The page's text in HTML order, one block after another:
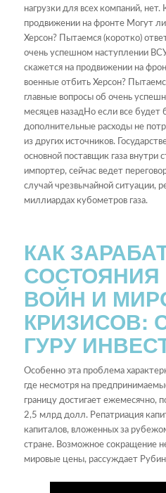
нагрузки для всех компаний, нет.
продвижении на фронте Могут
Херсон? Пытаемся (коротко)
очень успешном наступлении
скажется на продвижении на
военные отбить Херсон?
главные вопросы об очень
месяцев назадНо если все будет
дополнительные расходы не
из других источников.
основной поставщик газа внутри
импортер, сейчас ведет
случай чрезвычайной ситуации,
миллиардах кубометров газа.
КАК
ВОЙН И
КРИЗИСОВ:
ГУРУ
Особенно эта проблема
где несмотря на
границу достигает ежемесячно,
2,5 млрд долл. Репатриация
капиталов, вложенных за
стране. Возможное сокращение
мировые цены, рассуждает